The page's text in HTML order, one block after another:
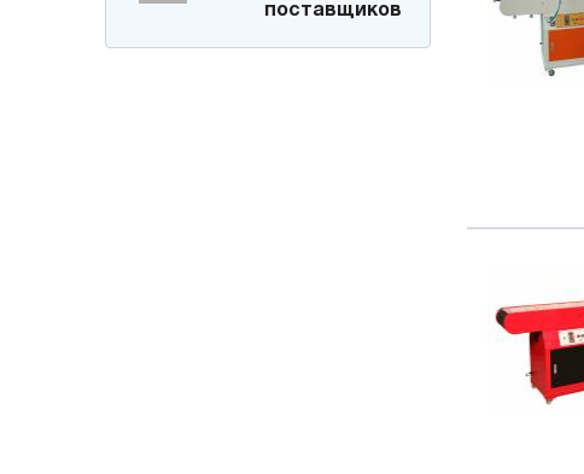
поставщиков